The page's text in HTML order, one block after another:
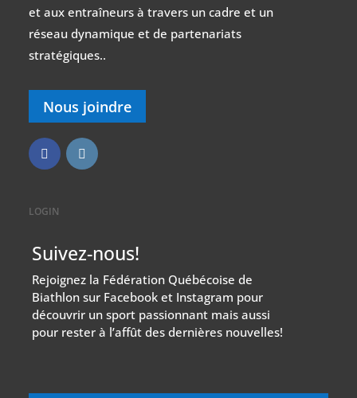
et aux entraîneurs à travers un cadre et un
réseau dynamique et de partenariats
stratégiques..
Nous joindre
LOGIN
Suivez-nous!
Rejoignez la Fédération Québécoise de
Biathlon sur Facebook et Instagram pour
découvrir un sport passionnant mais aussi
pour rester à l’affût des dernières nouvelles!